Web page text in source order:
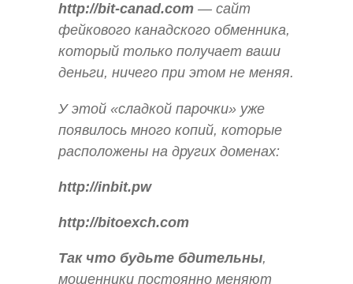
http://bit-canad.com — сайт
фейкового канадского обменника,
который только получает ваши
деньги, ничего при этом не меняя.
У этой «сладкой парочки» уже
появилось много копий, которые
расположены на других доменах:
http://inbit.pw
http://bitoexch.com
Так что будьте бдительны,
мошенники постоянно меняют